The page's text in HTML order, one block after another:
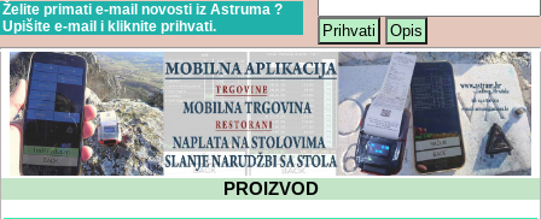
Želite primati e-mail novosti iz Astruma ?
Upišite e-mail i kliknite prihvati.
Prihvati Opis
PROIZVOD